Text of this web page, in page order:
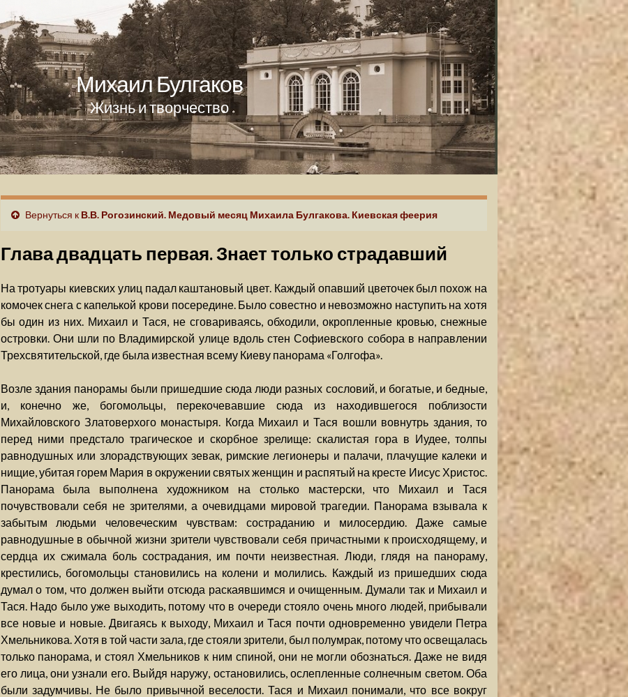
Михаил Булгаков
Жизнь и творчество
Вернуться к В.В. Рогозинский. Медовый месяц Михаила Булгакова. Киевская феерия
Глава двадцать первая. Знает только страдавший
На тротуары киевских улиц падал каштановый цвет. Каждый опавший цветочек был похож на
комочек снега с капелькой крови посередине. Было совестно и невозможно наступить на хотя
бы один из них. Михаил и Тася, не сговариваясь, обходили, окропленные кровью, снежные
островки. Они шли по Владимирской улице вдоль стен Софиевского собора в направлении
Трехсвятительской, где была известная всему Киеву панорама «Голгофа».
Возле здания панорамы были пришедшие сюда люди разных сословий, и богатые, и бедные,
и, конечно же, богомольцы, перекочевавшие сюда из находившегося поблизости
Михайловского Златоверхого монастыря. Когда Михаил и Тася вошли вовнутрь здания, то
перед ними предстало трагическое и скорбное зрелище: скалистая гора в Иудее, толпы
равнодушных или злорадствующих зевак, римские легионеры и палачи, плачущие калеки и
нищие, убитая горем Мария в окружении святых женщин и распятый на кресте Иисус Христос.
Панорама была выполнена художником на столько мастерски, что Михаил и Тася
почувствовали себя не зрителями, а очевидцами мировой трагедии. Панорама взывала к
забытым людьми человеческим чувствам: состраданию и милосердию. Даже самые
равнодушные в обычной жизни зрители чувствовали себя причастными к происходящему, и
сердца их сжимала боль сострадания, им почти неизвестная. Люди, глядя на панораму,
крестились, богомольцы становились на колени и молились. Каждый из пришедших сюда
думал о том, что должен выйти отсюда раскаявшимся и очищенным. Думали так и Михаил и
Тася. Надо было уже выходить, потому что в очереди стояло очень много людей, прибывали
все новые и новые. Двигаясь к выходу, Михаил и Тася почти одновременно увидели Петра
Хмельникова. Хотя в той части зала, где стояли зрители, был полумрак, потому что освещалась
только панорама, и стоял Хмельников к ним спиной, они не могли обознаться. Даже не видя
его лица, они узнали его. Выйдя наружу, остановились, ослепленные солнечным светом. Оба
были задумчивы. Не было привычной веселости. Тася и Михаил понимали, что все вокруг